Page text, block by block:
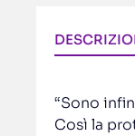
“Sono
Così la